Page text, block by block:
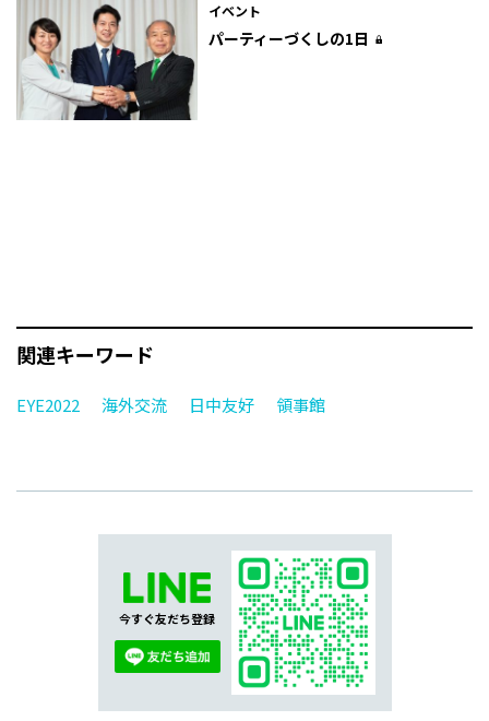
イベント
パーティーづくしの1日
関連キーワード
EYE2022 海外交流 日中友好 領事館
今すぐ友だち登録